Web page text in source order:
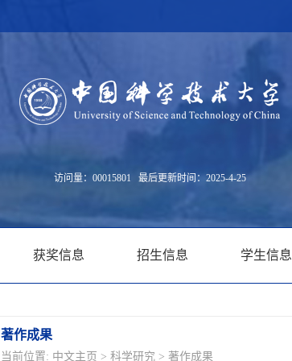
访问量： 00015801 最后更新时间： 2025-4-25
获奖信息 招生信息 学生信息
著作成果
当前位置: 中文主页 > 科学研究 > 著作成果